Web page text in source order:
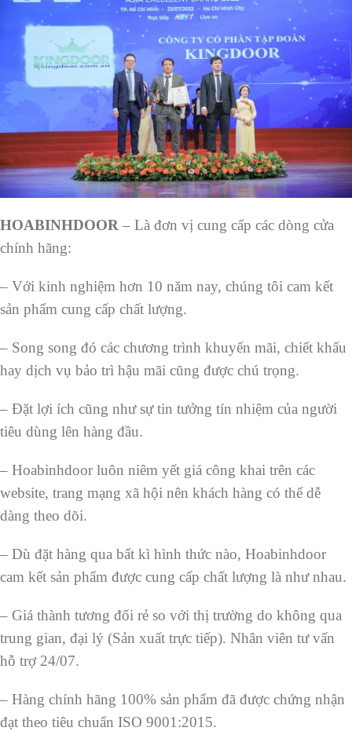
HOABINHDOOR – Là đơn vị cung cấp các dòng cửa
chính hãng:
– Với kinh nghiệm hơn 10 năm nay, chúng tôi cam kết
sản phẩm cung cấp chất lượng.
– Song song đó các chương trình khuyến mãi, chiết khấu
hay dịch vụ bảo trì hậu mãi cũng được chú trọng.
– Đặt lợi ích cũng như sự tin tưởng tín nhiệm của người
tiêu dùng lên hàng đầu.
– Hoabinhdoor luôn niêm yết giá công khai trên các
website, trang mạng xã hội nên khách hàng có thể dễ
dàng theo dõi.
– Dù đặt hàng qua bất kì hình thức nào, Hoabinhdoor
cam kết sản phẩm được cung cấp chất lượng là như nhau.
– Giá thành tương đối rẻ so với thị trường do không qua
trung gian, đại lý (Sản xuất trực tiếp). Nhân viên tư vấn
hỗ trợ 24/07.
– Hàng chính hãng 100% sản phẩm đã được chứng nhận
đạt theo tiêu chuẩn ISO 9001:2015.